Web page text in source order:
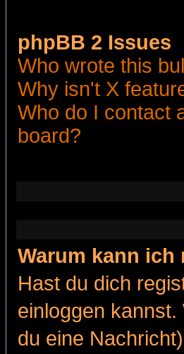
phpBB 2 Issues
Who wrote this
Why isn't X
Who do I contact
board?
Warum kann
Hast du dich
einloggen
du eine